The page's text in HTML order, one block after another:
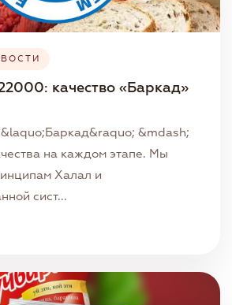
качество «Баркад»
&mdash;
на каждом этапе. Мы
Халал и
сист...